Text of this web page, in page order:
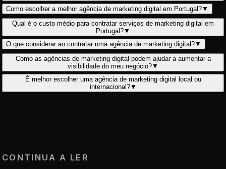
Como escolher a melhor agência de marketing digital em Portugal?▼
Qual é o custo médio para contratar serviços de marketing digital em
Portugal?▼
O que considerar ao contratar uma agência de marketing digital?▼
Como as agências de marketing digital podem ajudar a aumentar a
visibilidade do meu negócio?▼
É melhor escolher uma agência de marketing digital local ou
internacional?▼
CONTINUA A LER